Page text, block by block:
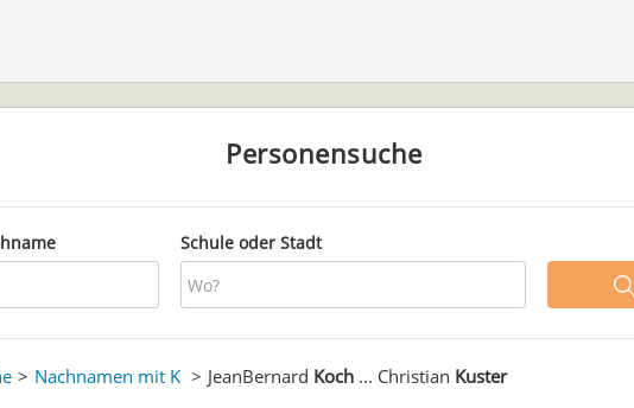
Personensuche
Schule oder Stadt
Nachnamen mit K JeanBernard Koch... Christian Kuster